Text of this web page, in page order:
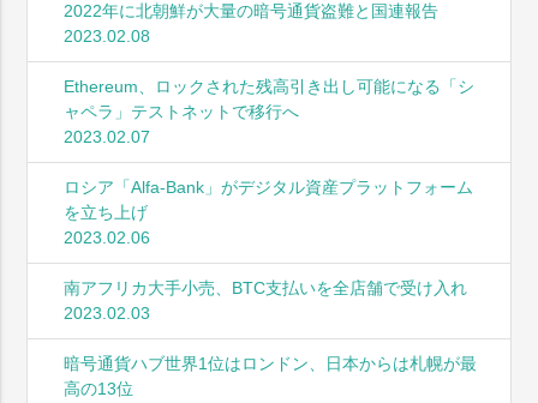
2022年に北朝鮮が大量の暗号通貨盗難と国連報告
2023.02.08
Ethereum、ロックされた残高引き出し可能になる「シ
ャペラ」テストネットで移行へ
2023.02.07
ロシア「Alfa-Bank」がデジタル資産プラットフォーム
を立ち上げ
2023.02.06
南アフリカ大手小売、BTC支払いを全店舗で受け入れ
2023.02.03
暗号通貨ハブ世界1位はロンドン、日本からは札幌が最
高の13位